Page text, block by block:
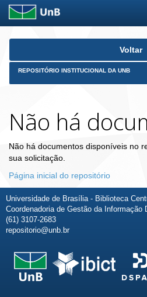
Skip
Voltar
REPOSITÓRIO INSTITUCIONAL DA UNB
Não há
Não há documentos disponíveis no
sua solicitação.
Página inicial do repositório
Universidade de Brasília - Biblioteca
Coordenadoria de Gestão da Informação
(61) 3107-2683
repositorio@unb.br